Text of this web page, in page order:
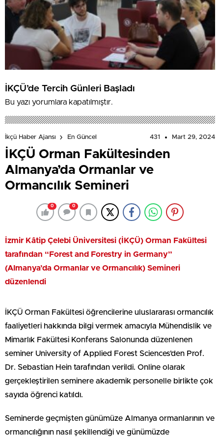
İKÇÜ’de Tercih Günleri Başladı
Bu yazı yorumlara kapatılmıştır.
İkçü Haber Ajansı En Güncel 431 Mart 29, 2024
İKÇÜ Orman Fakültesinden
Almanya’da Ormanlar ve
Ormancılık Semineri
0 0
İzmir Kâtip Çelebi Üniversitesi (İKÇÜ) Orman Fakültesi
tarafından “Forest and Forestry in Germany”
(Almanya’da Ormanlar ve Ormancılık) Semineri
düzenlendi
İKÇÜ Orman Fakültesi öğrencilerine uluslararası ormancılık
faaliyetleri hakkında bilgi vermek amacıyla Mühendislik ve
Mimarlık Fakültesi Konferans Salonunda düzenlenen
seminer University of Applied Forest Sciences’den Prof.
Dr. Sebastian Hein tarafından verildi. Online olarak
gerçekleştirilen seminere akademik personelle birlikte çok
sayıda öğrenci katıldı.
Seminerde geçmişten günümüze Almanya ormanlarının ve
ormancılığının nasıl şekillendiği ve günümüzde